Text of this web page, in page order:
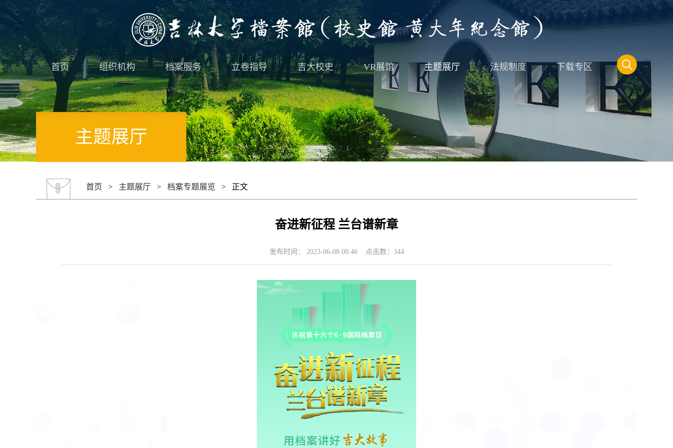
首页 组织机构 档案服务 立卷指导 吉大校史 VR展馆 主题展厅 法规制度 下载专区
主题展厅
首页 > 主题展厅 > 档案专题展览 > 正文
奋进新征程 兰台谱新章
发布时间： 2023-06-08 08:46 点击数： 344